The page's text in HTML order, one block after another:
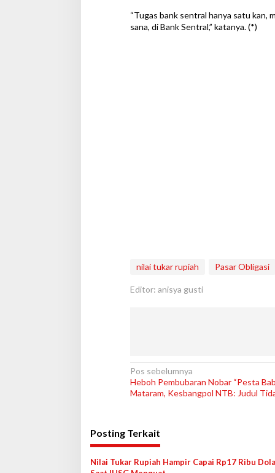
“Tugas bank sentral hanya satu kan,
sana, di Bank Sentral,” katanya. (*)
nilai tukar rupiah Pasar Obligasi
Editor: anisya gusti
N
a
i
g
a
Pos sebelumnya
Heboh Pembubaran Nobar “Pesta
Mataram, Kesbangpol NTB: Judul
Posting Terkait
Nilai Tukar Rupiah Hampir Capai Rp17 Ribu